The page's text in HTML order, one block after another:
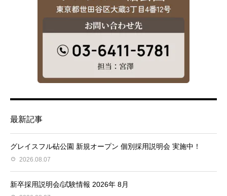
最新記事
グレイスフル砧公園 新規オープン 個別採用説明会 実施中！
2026.08.07
新卒採用説明会/試験情報 2026年 8月